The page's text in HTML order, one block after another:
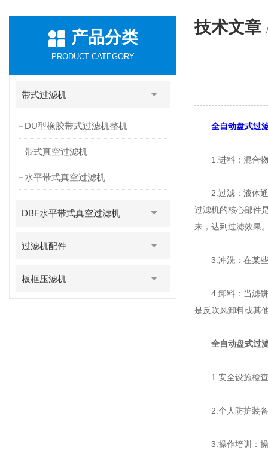
产品分类
PRODUCT CATEGORY
带式过滤机
DU型橡胶带式过滤机整机
带式真空过滤机
水平带式真空过滤机
DBF水平带式真空过滤机
过滤机配件
板框压滤机
技术文章
全自动盘式过
1.进料：混合物
2.过滤：液体通
过滤机的核心部件
来，达到过滤效果
3.冲洗：在某些
4.卸料：当滤饼
是反吹风卸料或其
全自动盘式过
1.安全设施检查
2.个人防护装备
3.操作培训：操